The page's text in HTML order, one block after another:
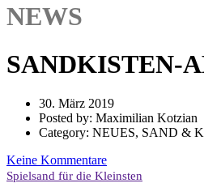
NEWS
SANDKISTEN-
30. März 2019
Posted by: Maximilian Kotzian
Category: NEUES, SAND &
Keine Kommentare
Spielsand für die Kleinsten